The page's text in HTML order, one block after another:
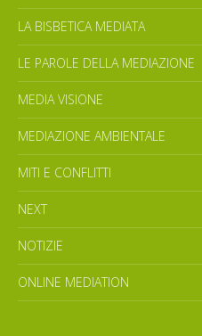
LA BISBETICA MEDIATA
LE PAROLE DELLA MEDIAZIONE
MEDIA VISIONE
MEDIAZIONE AMBIENTALE
MITI E CONFLITTI
NEXT
NOTIZIE
ONLINE MEDIATION